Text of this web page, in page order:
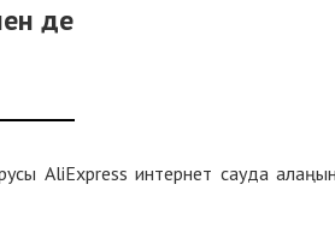
де
AliExpress интернет сауда